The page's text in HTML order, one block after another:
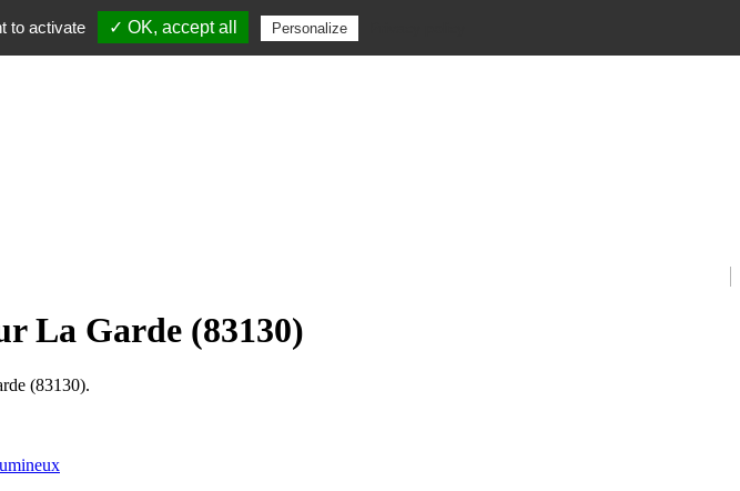
La Garde (83130)
(83130).
to activate ✓ OK, accept all Personalize